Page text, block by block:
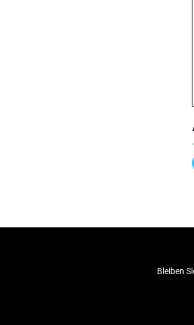
Bleiben